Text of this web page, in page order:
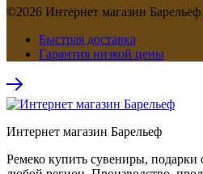
©2026 Интернет магазин
Быстрая доставка
Гарантия низкой цены
Интернет магазин Барельеф
Ремеко купить сувениры, подарки